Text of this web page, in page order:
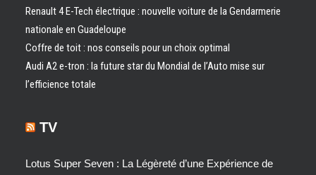
Renault 4 E-Tech électrique : nouvelle voiture de la Gendarmerie
nationale en Guadeloupe
Coffre de toit : nos conseils pour un choix optimal
Audi A2 e-tron : la future star du Mondial de l’Auto mise sur
l’efficience totale
TV
Lotus Super Seven : La Légèreté d’une Expérience de